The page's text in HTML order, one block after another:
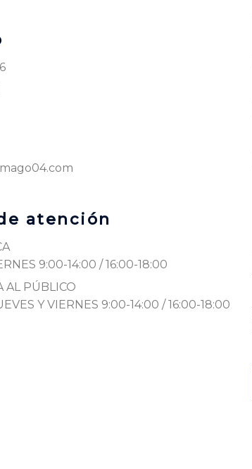
atención
9:00-14:00 / 16:00-18:00
AL PÚBLICO
Y VIERNES 9:00-14:00 / 16:00-18:00